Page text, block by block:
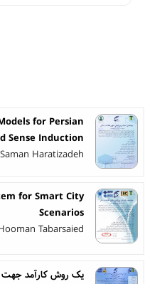
for Persian
Sense Induction
Haratizadeh
for Smart City
Scenarios
Tabarsaied